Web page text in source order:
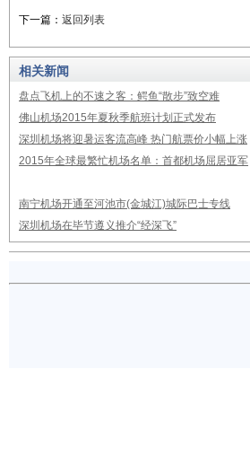
下一篇： 返回列表
相关新闻
盘点飞机上的不速之客：鳄鱼“散步”致空难
佛山机场2015年夏秋季航班计划正式发布
深圳机场将迎暑运客流高峰 热门航票价小幅上涨
2015年全球最繁忙机场名单：首都机场屈居亚军
南宁机场开通至河池市(金城江)城际巴士专线
深圳机场在毕节遵义推介“经深飞”